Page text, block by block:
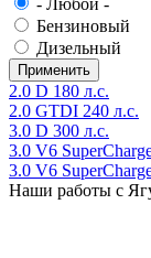
Бензиновый
Дизельный
2.0 D 180 л.с.
2.0 GTDI 240 л.с.
3.0 D 300 л.с.
3.0 V6
3.0 V6
Наши работы с